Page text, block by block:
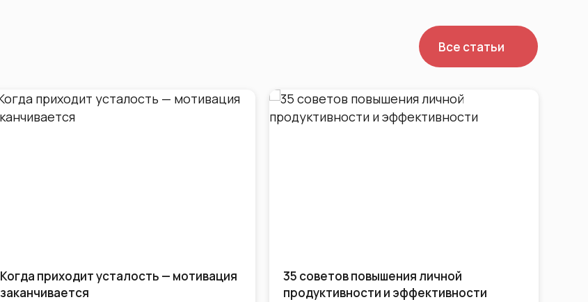
Все статьи
Когда приходит усталость — мотивация
заканчивается
35 советов повышения личной
продуктивности и эффективности